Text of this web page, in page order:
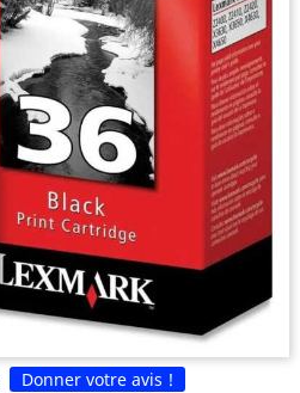
Donner votre avis !